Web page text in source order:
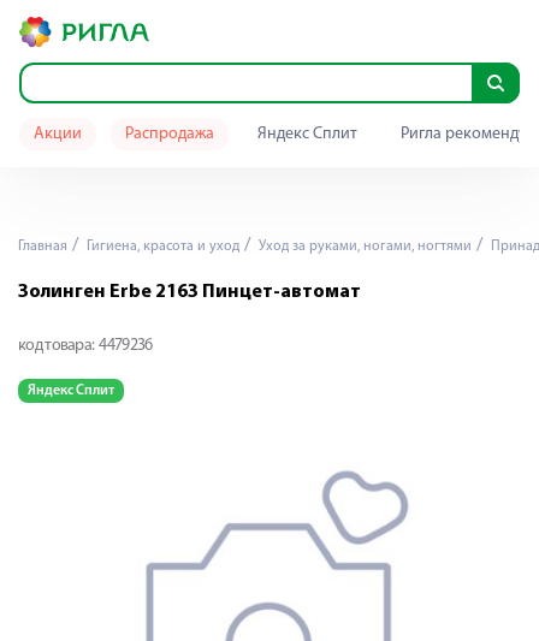
Акции Распродажа Яндекс Сплит Ригла
Главная Гигиена, красота и уход Уход за руками, ногами, ногтями
Золинген Erbe 2163 Пинцет-автомат
код товара: 4479236
Яндекс Сплит